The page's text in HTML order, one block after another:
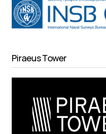
Piraeus Tower